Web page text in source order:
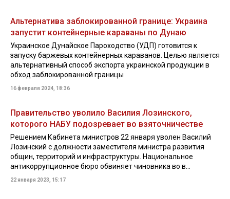
Альтернатива заблокированной границе: Украина
запустит контейнерные караваны по Дунаю
Украинское Дунайское Пароходство (УДП) готовится к
запуску баржевых контейнерных караванов. Целью является
альтернативный способ экспорта украинской продукции в
обход заблокированной границы
16 февраля 2024, 18:36
Правительство уволило Василия Лозинского,
которого НАБУ подозревает во взяточничестве
Решением Кабинета министров 22 января уволен Василий
Лозинский с должности заместителя министра развития
общин, территорий и инфраструктуры. Национальное
антикоррупционное бюро обвиняет чиновника во в...
22 января 2023, 15:17